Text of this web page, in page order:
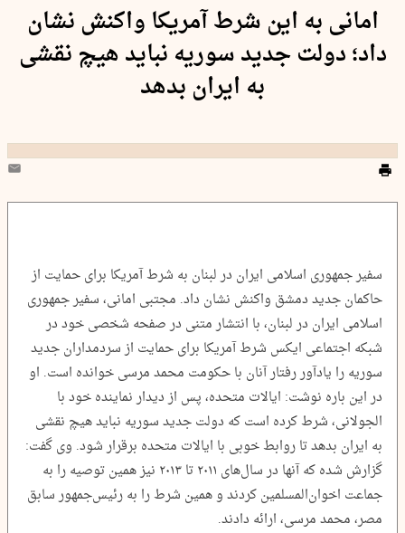
امانی به این شرط آمریکا واکنش نشان
داد؛ دولت جدید سوریه نباید هیچ نقشی
به ایران بدهد
سفیر جمهوری اسلامی ایران در لبنان به شرط آمریکا برای حمایت از
حاکمان جدید دمشق واکنش نشان داد. مجتبی امانی، سفیر جمهوری
اسلامی ایران در لبنان، با انتشار متنی در صفحه شخصی خود در
شبکه اجتماعی ایکس شرط آمریکا برای حمایت از سردمداران جدید
سوریه را یادآور رفتار آنان با حکومت محمد مرسی خوانده است. او
در این باره نوشت: ایالات متحده، پس از دیدار نماینده خود با
الجولانی، شرط کرده است که دولت جدید سوریه نباید هیچ نقشی
به ایران بدهد تا روابط خوبی با ایالات متحده برقرار شود. وی گفت:
گزارش شده که آنها در سال‌های ۲۰۱۱ تا ۲۰۱۳ نیز همین توصیه را به
جماعت اخوان‌المسلمین کردند و همین شرط را به رئیس‌جمهور سابق
مصر، محمد مرسی، ارائه دادند.